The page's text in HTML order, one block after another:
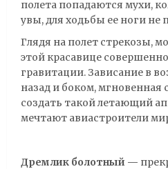
полета попадаются мухи,
увы, для ходьбы ее ноги не
Глядя на полет стрекозы,
этой красавице
гравитации. Зависание в
назад и боком, мгновенная
создать такой летающий
мечтают авиастроители
Дремлик болотный —